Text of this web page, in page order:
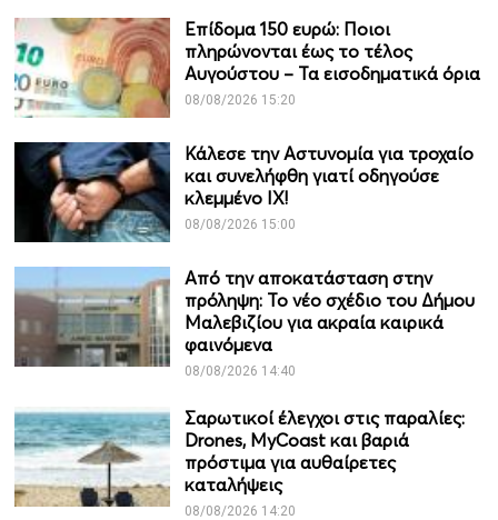
Επίδομα 150 ευρώ: Ποιοι
πληρώνονται έως το τέλος
Αυγούστου – Τα εισοδηματικά όρια
08/08/2026 15:20
Κάλεσε την Αστυνομία για τροχαίο
και συνελήφθη γιατί οδηγούσε
κλεμμένο ΙΧ!
08/08/2026 15:00
Από την αποκατάσταση στην
πρόληψη: Το νέο σχέδιο του Δήμου
Μαλεβιζίου για ακραία καιρικά
φαινόμενα
08/08/2026 14:40
Σαρωτικοί έλεγχοι στις παραλίες:
Drones, MyCoast και βαριά
πρόστιμα για αυθαίρετες
καταλήψεις
08/08/2026 14:20